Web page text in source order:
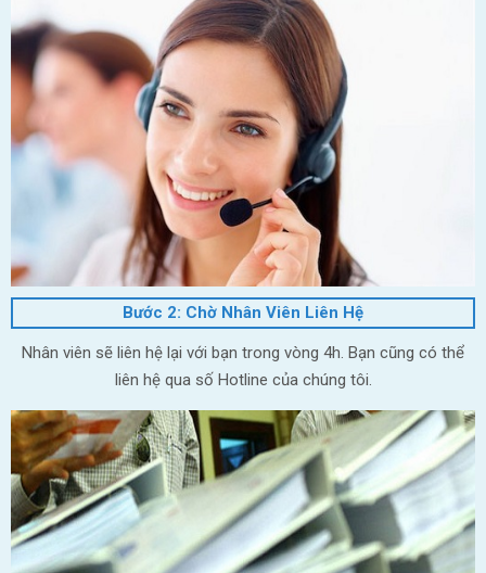
Bước 2: Chờ Nhân Viên Liên Hệ
Nhân viên sẽ liên hệ lại với bạn trong vòng 4h. Bạn cũng có thể
liên hệ qua số Hotline của chúng tôi.